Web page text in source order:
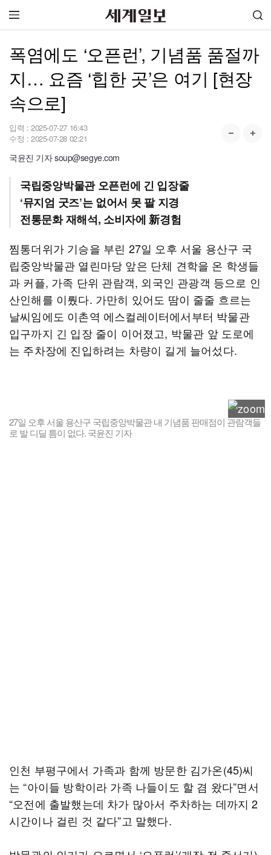
폭염에도 ‘오픈런’, 기념품 품절까
지… 요즘 ‘힙한 곳’은 여기 [현장
속으로]
입력 : 2025-07-27 16:43
수정 : 2025-07-28 02:21
국윤진 기자 soup@segye.com
국립중앙박물관 오픈런에 긴 입장줄
‘뮤지엄 굿즈’는 없어서 못 팔 지경
전통문화 재해석, 소비자에 新경험
찜통더위가 기승을 부린 27일 오후 서울 용산구 국
립중앙박물관 열린마당 앞은 단체 견학을 온 학생들
과 커플, 가족 단위 관람객, 외국인 관광객 등으로 인
산인해를 이뤘다. 가만히 있어도 땀이 줄줄 흐르는
날씨임에도 이촌역 에스컬레이터에서부터 박물관
입구까지 긴 입장 줄이 이어졌고, 박물관 앞 도로에
는 주차장에 진입하려는 차량이 길게 늘어섰다.
27일 오후 서울 용산구 국립중앙박물관 내 기념품 판매점이 관람객들
로 발 디딜 틈이 없다. 국윤진 기자
인천 부평구에서 가족과 함께 방문한 김가온(45)씨
는 “아이들 방학이라 가족 나들이도 할 겸 왔다”면서
“오전에 출발했는데 차가 많아서 주차하는 데까지 2
시간이나 걸린 것 같다”고 말했다.